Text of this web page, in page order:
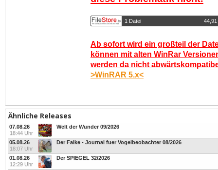
1 Datei 44,91
Ab sofort wird ein großteil der
können mit alten WinRar
werden da nicht
>WinRAR 5.x<
Ähnliche Releases
07.08.26
18:44 Uhr
Welt der Wunder 09/2026
05.08.26
18:07 Uhr
Der Falke - Journal fuer Vogelbeobachter 08/2026
01.08.26
12:29 Uhr
Der SPIEGEL 32/2026